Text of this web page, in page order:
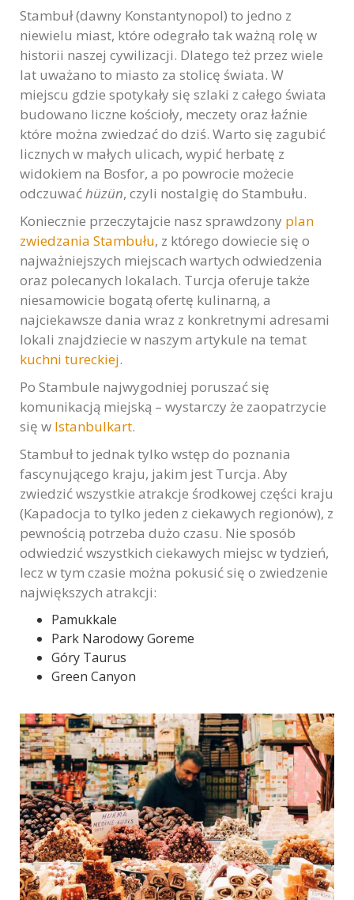
Stambuł (dawny Konstantynopol) to jedno z
niewielu miast, które odegrało tak ważną rolę w
historii naszej cywilizacji. Dlatego też przez wiele
lat uważano to miasto za stolicę świata. W
miejscu gdzie spotykały się szlaki z całego świata
budowano liczne kościoły, meczety oraz łaźnie
które można zwiedzać do dziś. Warto się zagubić
licznych w małych ulicach, wypić herbatę z
widokiem na Bosfor, a po powrocie możecie
odczuwaćhüzün, czyli nostalgię do Stambułu.
Koniecznie przeczytajcie nasz sprawdzony plan
zwiedzania Stambułu, z którego dowiecie się o
najważniejszych miejscach wartych odwiedzenia
oraz polecanych lokalach. Turcja oferuje także
niesamowicie bogatą ofertę kulinarną, a
najciekawsze dania wraz z konkretnymi adresami
lokali znajdziecie w naszym artykule na temat
kuchni tureckiej.
Po Stambule najwygodniej poruszać się
komunikacją miejską – wystarczy że zaopatrzycie
się w Istanbulkart.
Stambuł to jednak tylko wstęp do poznania
fascynującego kraju, jakim jest Turcja. Aby
zwiedzić wszystkie atrakcje środkowej części kraju
(Kapadocja to tylko jeden z ciekawych regionów), z
pewnością potrzeba dużo czasu. Nie sposób
odwiedzić wszystkich ciekawych miejsc w tydzień,
lecz w tym czasie można pokusić się o zwiedzenie
największych atrakcji:
Pamukkale
Park Narodowy Goreme
Góry Taurus
Green Canyon